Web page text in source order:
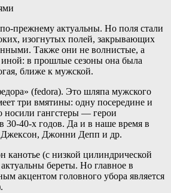
прежнему актуальны. Но поля стали
изогнутых полей, закрывающих
Также они не волнистые, а
иной: в прошлые сезоны она была
ближе к мужской.
(fedora). Это шляпа мужского
три вмятины: одну посередине и
носили гангстеры — герои
30-40-х годов. Да и в наше время в
Джонни Депп и др.
канотье (с низкой цилиндрической
береты. Но главное в
акцентом головного убора является